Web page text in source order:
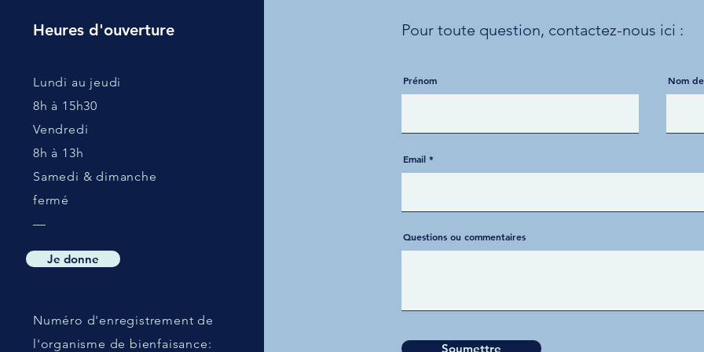
Heures d'ouverture
Lundi au jeudi
8h à 15h30
Vendredi
8h à 13h
Samedi & dimanche
fermé
—
Je donne
Numéro d'enregistrement de
l'organisme de bienfaisance:
Pour toute question, contactez-nous ici :
Prénom Nom
Email
Questions ou commentaires
Soumettre